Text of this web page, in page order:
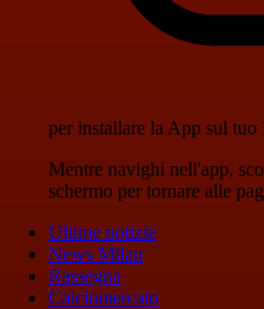
per installare la App sul tuo
Mentre navighi nell'app,
schermo per tornare alle
Ultime notizie
News Milan
Rassegna
Calciomercato